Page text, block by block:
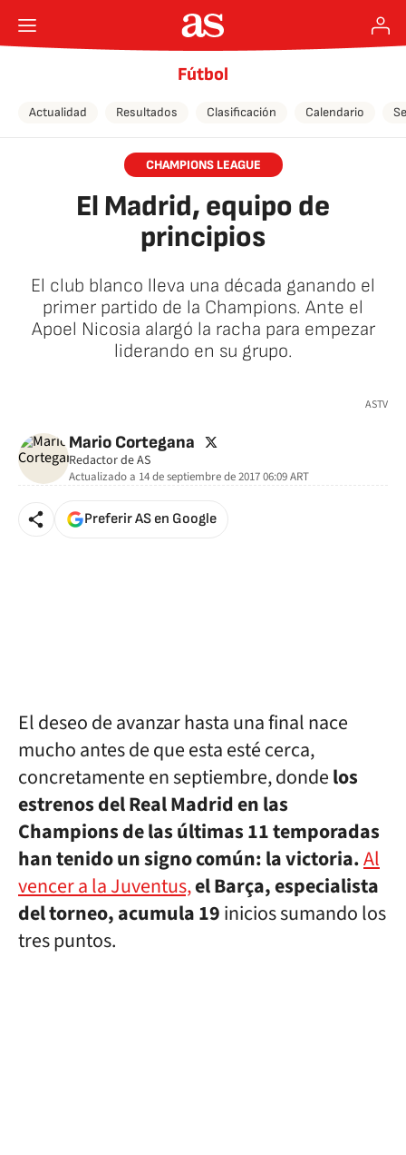
Fútbol
Actualidad Resultados Clasificación Calendario
CHAMPIONS LEAGUE
El Madrid, equipo de
principios
El club blanco lleva una década ganando el
primer partido de la Champions. Ante el
Apoel Nicosia alargó la racha para empezar
liderando en su grupo.
ASTV
Mario Cortegana twitter
Redactor de AS
Actualizado a 14 de septiembre de 2017 06:09ART
Preferir AS en Google
El deseo de avanzar hasta una final nace
mucho antes de que esta esté cerca,
concretamente en septiembre, dondelos
estrenos del Real Madrid en las
Champions de las últimas 11 temporadas
han tenido un signo común: la victoria.Al
vencer a la Juventus,el Barça, especialista
del torneo, acumula 19inicios sumando los
tres puntos.